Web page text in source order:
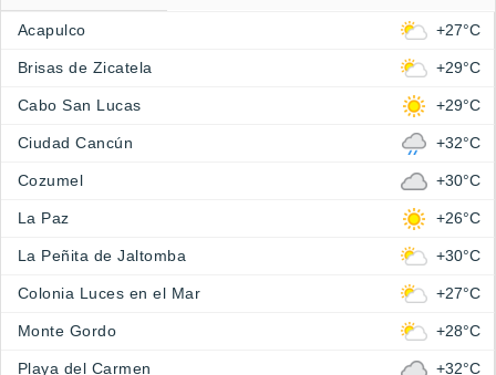
Acapulco +27°C
Brisas de Zicatela +29°C
Cabo San Lucas +29°C
Ciudad Cancún +32°C
Cozumel +30°C
La Paz +26°C
La Peñita de Jaltomba +30°C
Colonia Luces en el Mar +27°C
Monte Gordo +28°C
Playa del Carmen +32°C